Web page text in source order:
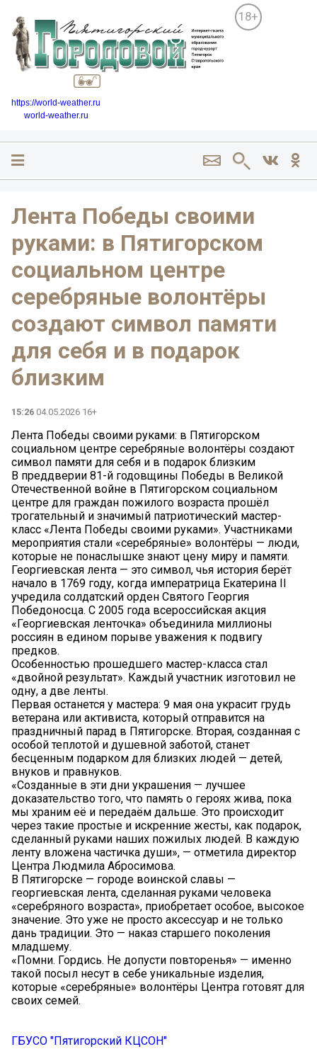
18+
https://world-weather.ru
world-weather.ru
Лента Победы своими
руками: в Пятигорском
социальном центре
серебряные волонтёры
создают символ памяти
для себя и в подарок
близким
15:26 04.05.2026 16+
Лента Победы своими руками: в Пятигорском
социальном центре серебряные волонтёры создают
символ памяти для себя и в подарок близким
В преддверии 81-й годовщины Победы в Великой
Отечественной войне в Пятигорском социальном
центре для граждан пожилого возраста прошёл
трогательный и значимый патриотический мастер-
класс «Лента Победы своими руками». Участниками
мероприятия стали «серебряные» волонтёры — люди,
которые не понаслышке знают цену миру и памяти.
Георгиевская лента — это символ, чья история берёт
начало в 1769 году, когда императрица Екатерина II
учредила солдатский орден Святого Георгия
Победоносца. С 2005 года всероссийская акция
«Георгиевская ленточка» объединила миллионы
россиян в едином порыве уважения к подвигу
предков.
Особенностью прошедшего мастер-класса стал
«двойной результат». Каждый участник изготовил не
одну, а две ленты.
Первая останется у мастера: 9 мая она украсит грудь
ветерана или активиста, который отправится на
праздничный парад в Пятигорске. Вторая, созданная с
особой теплотой и душевной заботой, станет
бесценным подарком для близких людей — детей,
внуков и правнуков.
«Созданные в эти дни украшения — лучшее
доказательство того, что память о героях жива, пока
мы храним её и передаём дальше. Это происходит
через такие простые и искренние жесты, как подарок,
сделанный руками наших пожилых людей. В каждую
ленту вложена частичка души», — отметила директор
Центра Людмила Абросимова.
В Пятигорске — городе воинской славы —
георгиевская лента, сделанная руками человека
«серебряного возраста», приобретает особое, высокое
значение. Это уже не просто аксессуар и не только
дань традиции. Это — наказ старшего поколения
младшему.
«Помни. Гордись. Не допусти повторенья» — именно
такой посыл несут в себе уникальные изделия,
которые «серебряные» волонтёры Центра готовят для
своих семей.
ГБУСО "Пятигорский КЦСОН"